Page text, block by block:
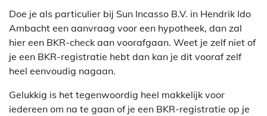
Doe je als particulier bij Sun Incasso B.V. in Hendrik Ido
Ambacht een aanvraag voor een hypotheek, dan zal
hier een BKR-check aan voorafgaan. Weet je zelf niet of
je een BKR-registratie hebt dan kan je dit vooraf zelf
heel eenvoudig nagaan.
Gelukkig is het tegenwoordig heel makkelijk voor
iedereen om na te gaan of je een BKR-registratie op je